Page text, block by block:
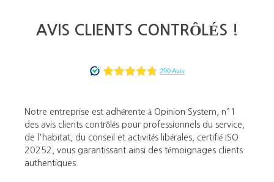
AVIS CLIENTS CONTRÔLÉS !
Notre entreprise est adhérente à Opinion System, n°1
des avis clients contrôlés pour professionnels du service,
de l'habitat, du conseil et activités libérales, certifié ISO
20252, vous garantissant ainsi des témoignages clients
authentiques.